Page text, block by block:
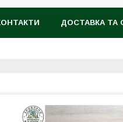
ДОСТАВКА ТА